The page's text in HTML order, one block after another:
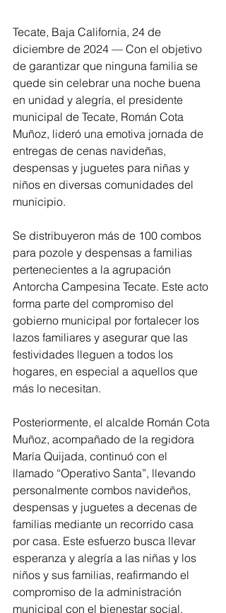
Tecate, Baja California, 24 de
diciembre de 2024 — Con el objetivo
de garantizar que ninguna familia se
quede sin celebrar una noche buena
en unidad y alegría, el presidente
municipal de Tecate, Román Cota
Muñoz, lideró una emotiva jornada de
entregas de cenas navideñas,
despensas y juguetes para niñas y
niños en diversas comunidades del
municipio.
Se distribuyeron más de 100 combos
para pozole y despensas a familias
pertenecientes a la agrupación
Antorcha Campesina Tecate. Este acto
forma parte del compromiso del
gobierno municipal por fortalecer los
lazos familiares y asegurar que las
festividades lleguen a todos los
hogares, en especial a aquellos que
más lo necesitan.
Posteriormente, el alcalde Román Cota
Muñoz, acompañado de la regidora
María Quijada, continuó con el
llamado “Operativo Santa”, llevando
personalmente combos navideños,
despensas y juguetes a decenas de
familias mediante un recorrido casa
por casa. Este esfuerzo busca llevar
esperanza y alegría a las niñas y los
niños y sus familias, reafirmando el
compromiso de la administración
municipal con el bienestar social.